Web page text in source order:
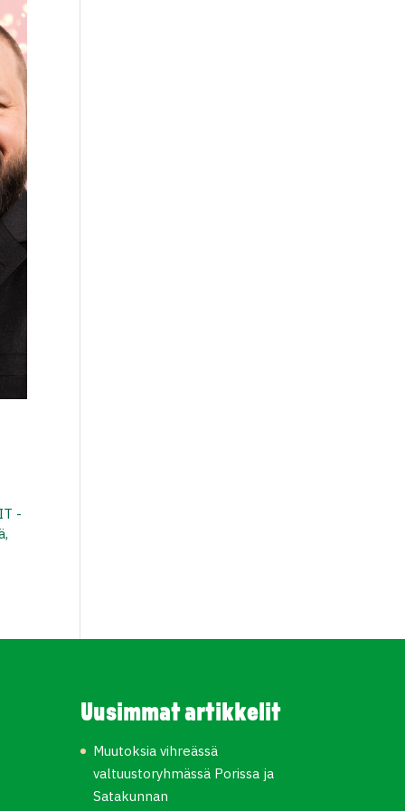
-
Uusimmat artikkelit
Muutoksia vihreässä
valtuustoryhmässä Porissa ja
Satakunnan